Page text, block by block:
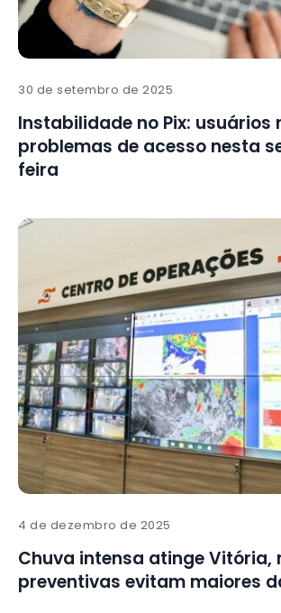
30 de setembro de 2025
Instabilidade no Pix: usuários
problemas de acesso nesta
feira
4 de dezembro de 2025
Chuva intensa atinge Vitória,
preventivas evitam maiores